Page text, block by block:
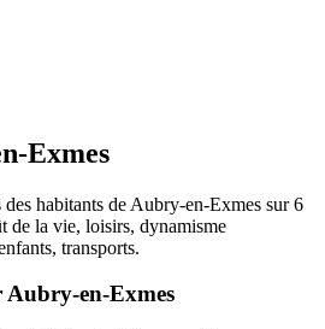
Exmes
habitants de Aubry-en-Exmes sur 6
de la vie, loisirs, dynamisme
transports.
en-Exmes